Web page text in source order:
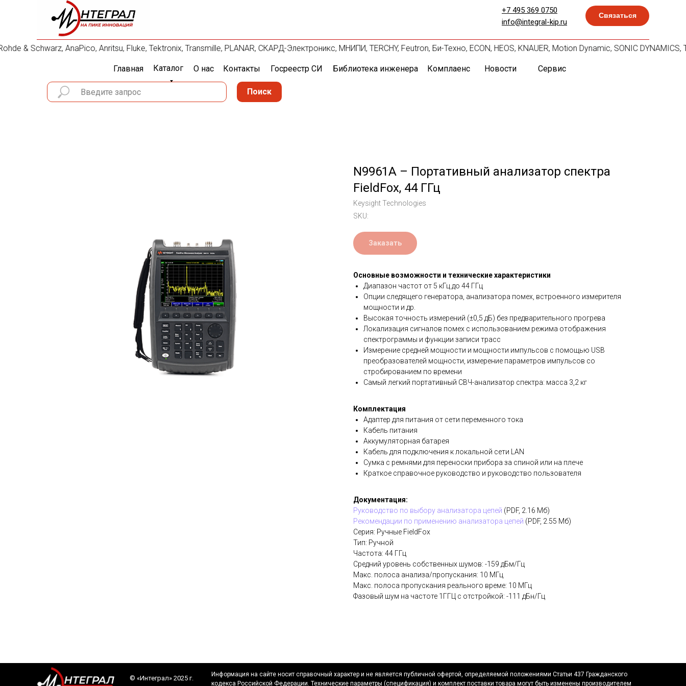
Связаться
+7 495 369 0750
info@integral-kip.ru
& Schwarz, AnaPico, Anritsu, Fluke, Tektronix, Transmille, PLANAR, СКАРД-Электроникс, МНИПИ, TERCHY, Feutron, Би-Техно, ECON, HEOS, KNAUER, Motion Dynamic, SONIC DYNAMICS,
Главная Каталог О нас Контакты Госреестр СИ Библиотека инженера Комплаенс Новости Сервис
Поиск
N9961A – Портативный анализатор спектра
FieldFox, 44 ГГц
Keysight Technologies
SKU:
Заказать
Основные возможности и технические характеристики
Диапазон частот от 5 кГц до 44 ГГц
Опции следящего генератора, анализатора помех, встроенного измерителя
мощности и др.
Высокая точность измерений (±0,5 дБ) без предварительного прогрева
Локализация сигналов помех с использованием режима отображения
спектрограммы и функции записи трасс
Измерение средней мощности и мощности импульсов с помощью USB
преобразователей мощности, измерение параметров импульсов со
стробированием по времени
Самый легкий портативный СВЧ-анализатор спектра: масса 3,2 кг
Комплектация
Адаптер для питания от сети переменного тока
Кабель питания
Аккумуляторная батарея
Кабель для подключения к локальной сети LAN
Сумка с ремнями для переноски прибора за спиной или на плече
Краткое справочное руководство и руководство пользователя
Документация:
Руководство по выбору анализатора цепей (PDF, 2.16 Мб)
Рекомендации по применению анализатора цепей (PDF, 2.55 Мб)
Серия: Ручные FieldFox
Тип: Ручной
Частота: 44 ГГц
Средний уровень собственных шумов: -159 дБм/Гц
Макс. полоса анализа/пропускания: 10 МГц
Макс. полоса пропускания реального време: 10 МГц
Фазовый шум на частоте 1ГГЦ с отстройкой: -111 дБн/Гц
Информация на сайте носит справочный характер и не является публичной офертой, определяемой положениями Статьи 437 Гражданского
кодекса Российской Федерации. Технические параметры (спецификация) и комплект поставки товара могут быть изменены производителем
©️ «Интеграл» 2025 г.